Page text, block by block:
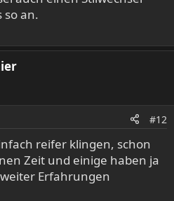
so an.
#12
reifer klingen, schon
Zeit und einige haben ja
Erfahrungen